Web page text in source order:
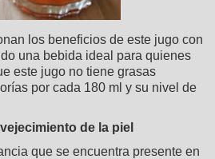
los beneficios de este jugo con
una bebida ideal para quienes
este jugo no tiene grasas
por cada 180 ml y su nivel de
de la piel
que se encuentra presente en